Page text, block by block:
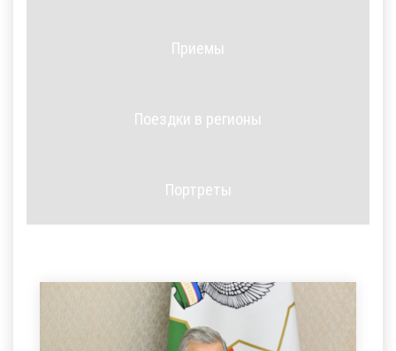
Приемы
Поездки в регионы
Портреты